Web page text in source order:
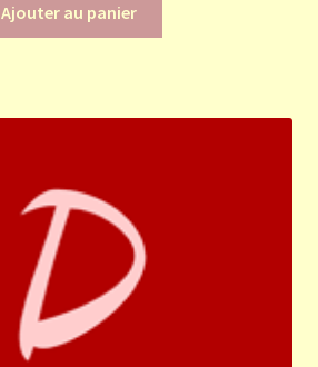
Ajouter au panier